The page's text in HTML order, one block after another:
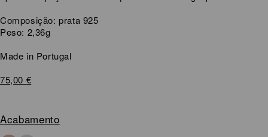
Composição: prata 925
Peso: 2,36g
Made in Portugal
75,00 €
Acabamento